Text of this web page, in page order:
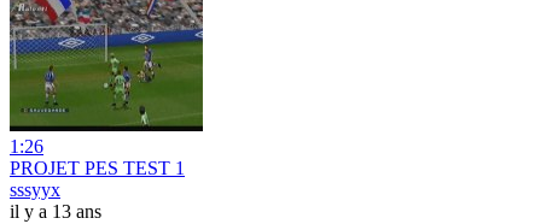
1:26
PROJET PES TEST 1
sssyyx
il y a 13 ans